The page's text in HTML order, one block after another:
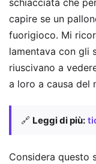
capire se un
fuorigioco. Mi
lamentava con gli
riuscivano a
a loro a causa del
🔗 Leggi di più:
Considera questo